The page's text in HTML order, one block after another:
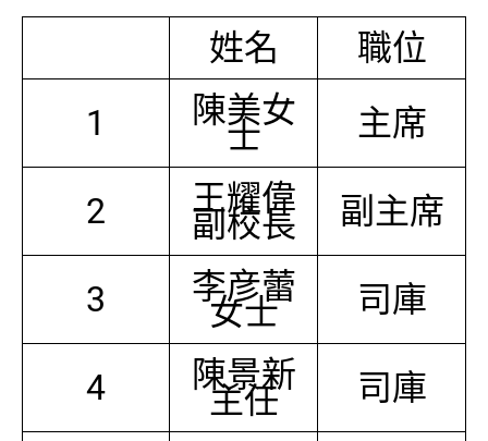
姓名
職位
1
陳美女
士 主席
2 王耀偉
副校長 副主席
3 李彦蕾
女士 司庫
4 陳景新
主任 司庫